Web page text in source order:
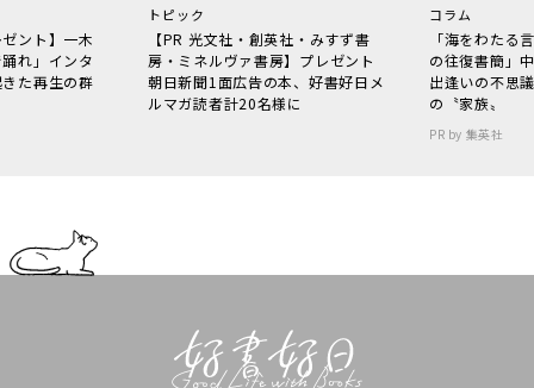
ント】一木
れ」インタ
た再生の群
トピック
【PR 光文社・創英社・みすず書
房・ミネルヴァ書房】プレゼント
朝日新聞1面広告の本、好書好日メ
ルマガ読者計20名様に
コラム
「海をわた
の往復書簡」
出逢いの不思
の〝家族〟
PR by 集英社